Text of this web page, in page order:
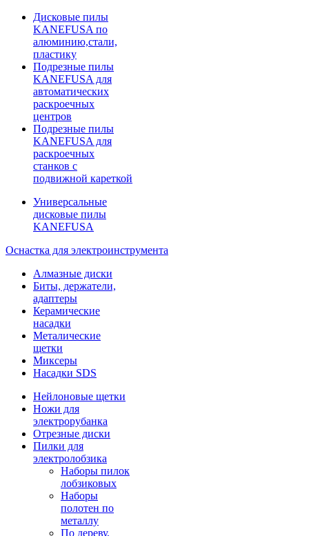
Дисковые пилы
KANEFUSA по
алюминию,стали,
пластику
Подрезные пилы
KANEFUSA для
автоматических
раскроечных
центров
Подрезные пилы
KANEFUSA для
раскроечных
станков с
подвижной кареткой
Универсальные
дисковые пилы
KANEFUSA
Оснастка для электроинструмента
Алмазные диски
Биты, держатели,
адаптеры
Керамические
насадки
Металические
щетки
Миксеры
Насадки SDS
Нейлоновые щетки
Ножи для
электрорубанка
Отрезные диски
Пилки для
электролобзика
Наборы пилок
лобзиковых
Наборы
полотен по
металлу
По дереву,